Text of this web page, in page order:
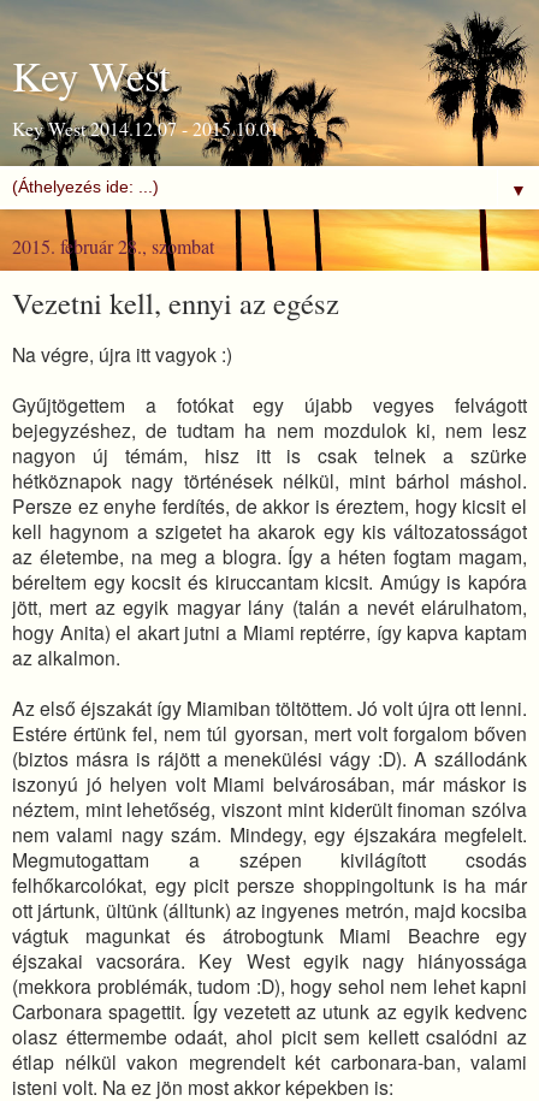
Key West
Key West 2014.12.07 - 2015.10.01
▼
2015. február 28., szombat
Vezetni kell, ennyi az egész
Na végre, újra itt vagyok :)
Gyűjtögettem a fotókat egy újabb vegyes felvágott
bejegyzéshez, de tudtam ha nem mozdulok ki, nem lesz
nagyon új témám, hisz itt is csak telnek a szürke
hétköznapok nagy történések nélkül, mint bárhol máshol.
Persze ez enyhe ferdítés, de akkor is éreztem, hogy kicsit el
kell hagynom a szigetet ha akarok egy kis változatosságot
az életembe, na meg a blogra. Így a héten fogtam magam,
béreltem egy kocsit és kiruccantam kicsit. Amúgy is kapóra
jött, mert az egyik magyar lány (talán a nevét elárulhatom,
hogy Anita) el akart jutni a Miami reptérre, így kapva kaptam
az alkalmon.
Az első éjszakát így Miamiban töltöttem. Jó volt újra ott lenni.
Estére értünk fel, nem túl gyorsan, mert volt forgalom bőven
(biztos másra is rájött a menekülési vágy :D). A szállodánk
iszonyú jó helyen volt Miami belvárosában, már máskor is
néztem, mint lehetőség, viszont mint kiderült finoman szólva
nem valami nagy szám. Mindegy, egy éjszakára megfelelt.
Megmutogattam a szépen kivilágított csodás
felhőkarcolókat, egy picit persze shoppingoltunk is ha már
ott jártunk, ültünk (álltunk) az ingyenes metrón, majd kocsiba
vágtuk magunkat és átrobogtunk Miami Beachre egy
éjszakai vacsorára. Key West egyik nagy hiányossága
(mekkora problémák, tudom :D), hogy sehol nem lehet kapni
Carbonara spagettit. Így vezetett az utunk az egyik kedvenc
olasz éttermembe odaát, ahol picit sem kellett csalódni az
étlap nélkül vakon megrendelt két carbonara-ban, valami
isteni volt. Na ez jön most akkor képekben is: